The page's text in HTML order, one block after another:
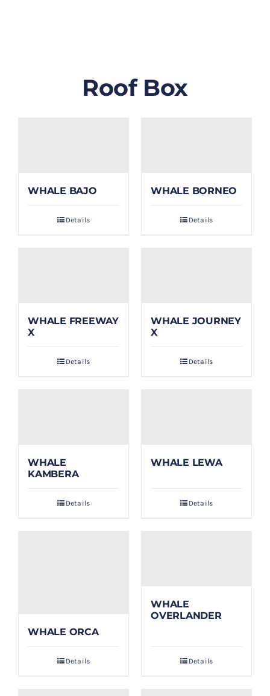
PAYMENT
Roof Box
WHALE BAJO
Details
WHALE BORNEO
Details
WHALE FREEWAY
X
Details
WHALE JOURNEY
X
Details
WHALE
KAMBERA
Details
WHALE LEWA
Details
WHALE ORCA
Details
WHALE
OVERLANDER
Details